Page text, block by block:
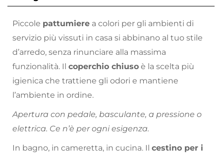
Piccole pattumiere a colori per gli ambienti di
servizio più vissuti in casa si abbinano al tuo stile
d’arredo, senza rinunciare alla massima
funzionalità. Il coperchio chiuso è la scelta più
igienica che trattiene gli odori e mantiene
l’ambiente in ordine.
Apertura con pedale, basculante, a pressione o
elettrica. Ce n’è per ogni esigenza.
In bagno, in cameretta, in cucina. Il cestino per i